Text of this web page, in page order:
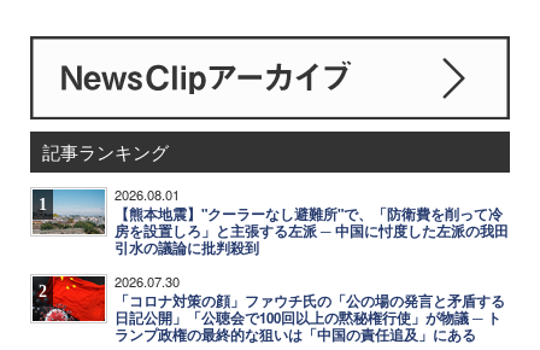
記事ランキング
1 2026.08.01
【熊本地震】"クーラーなし避難所"で、「防衛費を削って冷
房を設置しろ」と主張する左派 ─ 中国に忖度した左派の我田
引水の議論に批判殺到
2 2026.07.30
「コロナ対策の顔」ファウチ氏の「公の場の発言と矛盾する
日記公開」「公聴会で100回以上の黙秘権行使」が物議 ─ ト
ランプ政権の最終的な狙いは「中国の責任追及」にある